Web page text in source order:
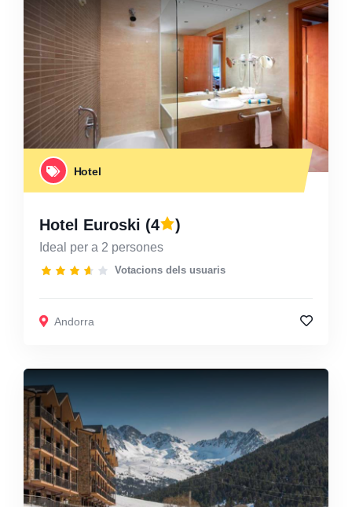
Hotel
Hotel Euroski (4 )
Ideal per a 2 persones
Votacions dels usuaris
Andorra